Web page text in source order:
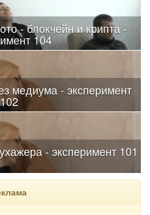
- блокчейн и крипта -
104
медиума - эксперимент
102
- эксперимент 101